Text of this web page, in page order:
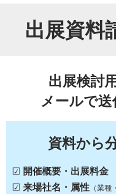
出展資料
出展検討
メールで送
資料から
☑ 開催概要・出展料金
☑ 来場社名・属性 （業種